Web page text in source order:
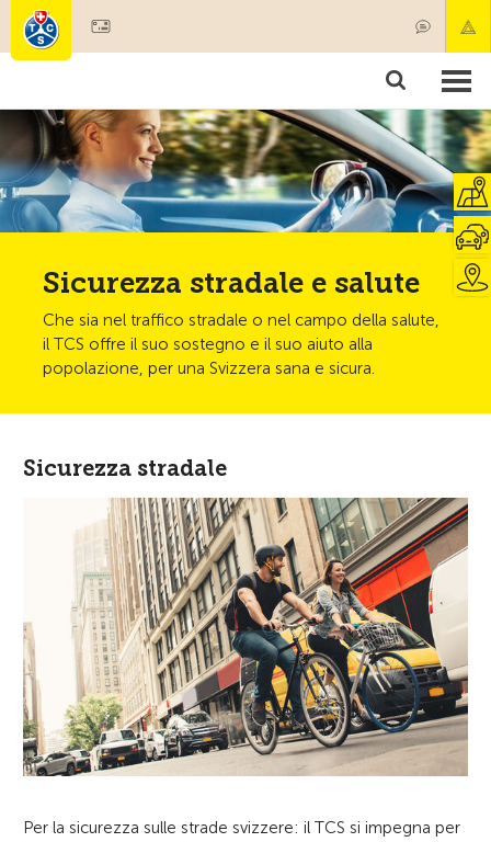
Societariato & prestazioni
Test, sicurezza & salute
Sicurezza stradale e salute
Che sia nel traffico stradale o nel campo della salute,
il TCS offre il suo sostegno e il suo aiuto alla
popolazione, per una Svizzera sana e sicura.
Sicurezza stradale
Per la sicurezza sulle strade svizzere: il TCS si impegna per